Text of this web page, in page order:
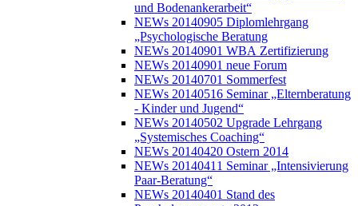
und Bodenankerarbeit“
NEWs 20140905 Diplomlehrgang
„Psychologische Beratung
NEWs 20140901 WBA Zertifizierung
NEWs 20140901 neue Forum
NEWs 20140701 Sommerfest
NEWs 20140516 Seminar „Elternberatung
- Kinder und Jugend“
NEWs 20140502 Upgrade Lehrgang
„Systemisches Coaching“
NEWs 20140420 Ostern 2014
NEWs 20140411 Seminar „Intensivierung
Paar-Beratung“
NEWs 20140401 Stand des